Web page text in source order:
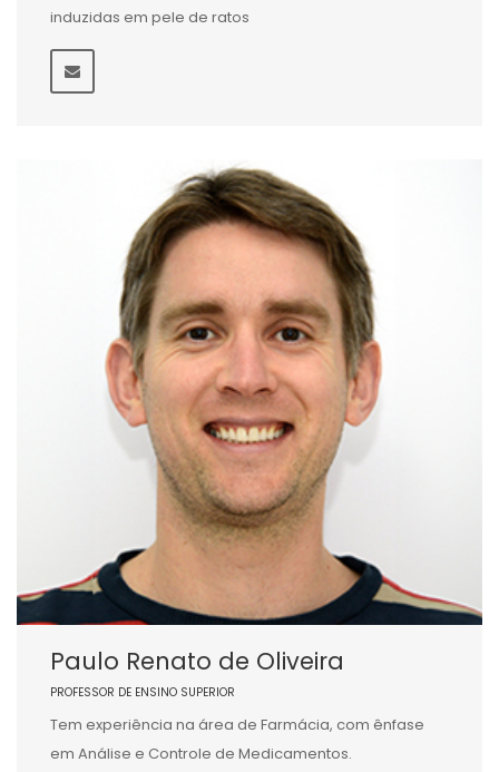
induzidas em pele de ratos
Paulo Renato de Oliveira
PROFESSOR DE ENSINO SUPERIOR
Tem experiência na área de Farmácia, com ênfase
em Análise e Controle de Medicamentos.